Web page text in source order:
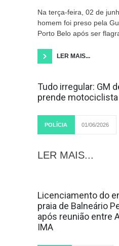
Na terça-feira, 02 de
homem foi preso pela
Porto Belo após ser
LER MAIS...
Tudo irregular: GM
prende
POLÍCIA 01/06/2026
LER MAIS...
Licenciamento do
praia de Balneário
após reunião entre
IMA